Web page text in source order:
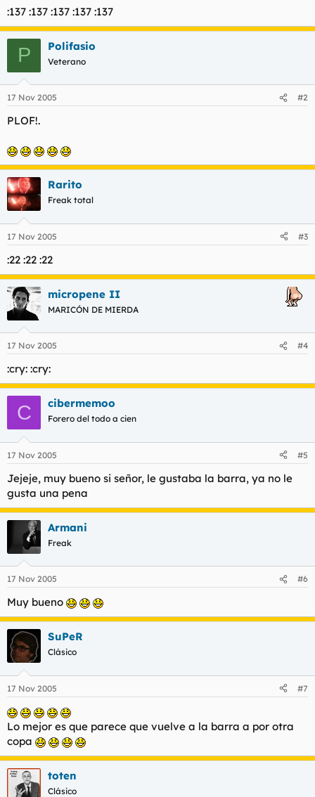
e
a
:137 :137 :137 :137 :137
P Polifasio
Veterano
17 Nov 2005 #2
PLOF!.
Rarito
Freak total
17 Nov 2005 #3
:22 :22 :22
micropene II
MARICÓN DE MIERDA
17 Nov 2005 #4
:cry: :cry:
C cibermemoo
Forero del todo a cien
17 Nov 2005 #5
Jejeje, muy bueno si señor, le gustaba la barra, ya no le
gusta una pena
Armani
Freak
17 Nov 2005 #6
Muy bueno
SuPeR
Clásico
17 Nov 2005 #7
Lo mejor es que parece que vuelve a la barra a por otra
copa
toten
Clásico